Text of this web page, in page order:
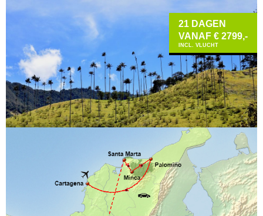
21 DAGEN
VANAF € 2799,-
INCL. VLUCHT